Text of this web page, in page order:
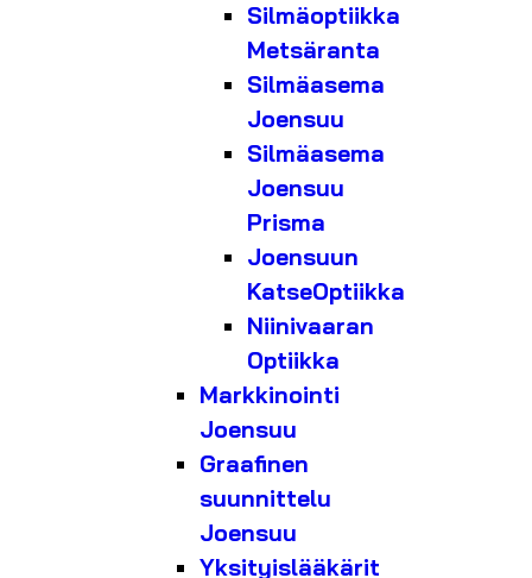
Silmäoptiikka
Metsäranta
Silmäasema
Joensuu
Silmäasema
Joensuu
Prisma
Joensuun
KatseOptiikka
Niinivaaran
Optiikka
Markkinointi
Joensuu
Graafinen
suunnittelu
Joensuu
Yksityislääkärit